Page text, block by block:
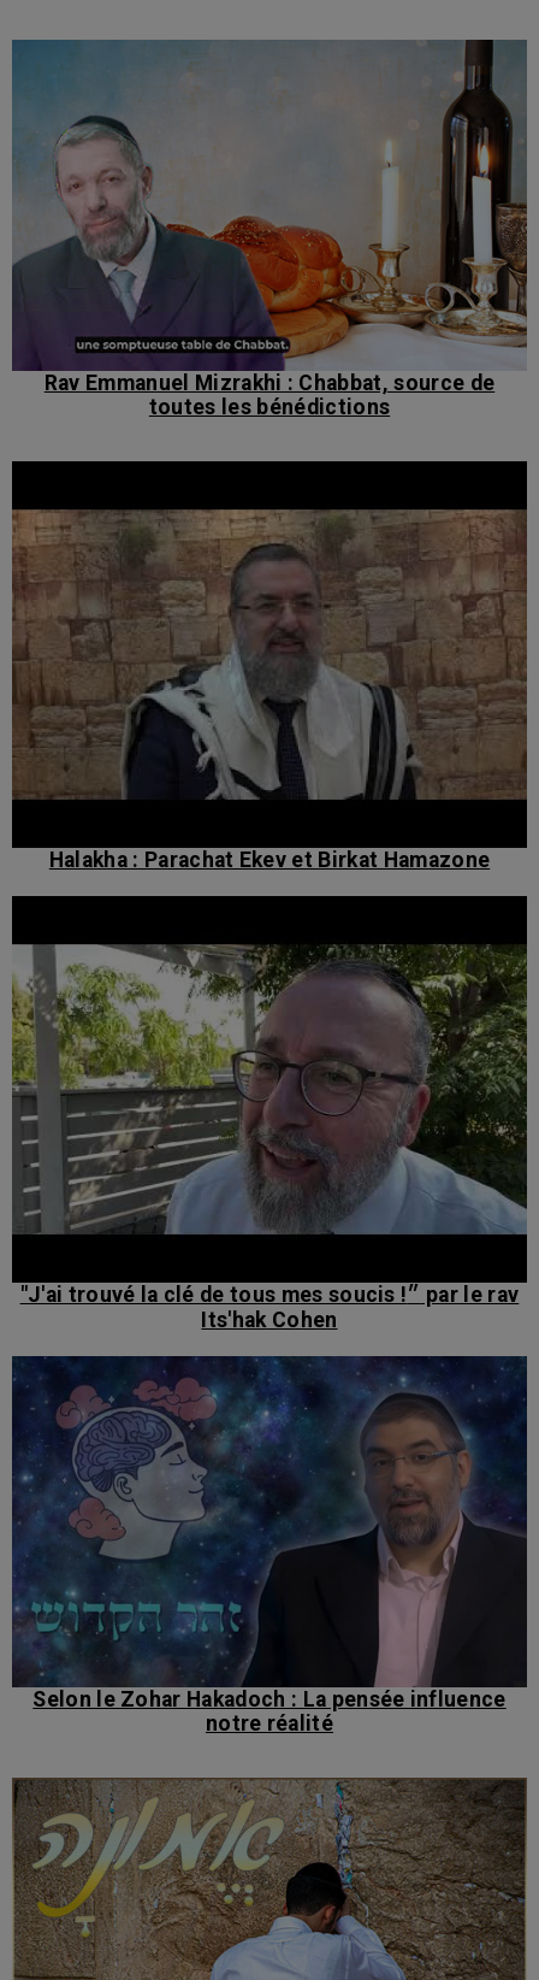
Rav Emmanuel Mizrakhi : Chabbat, source de
toutes les bénédictions
Halakha : Parachat Ekev et Birkat Hamazone
"J'ai trouvé la clé de tous mes soucis !״ par le rav
Its'hak Cohen
Selon le Zohar Hakadoch : La pensée influence
notre réalité